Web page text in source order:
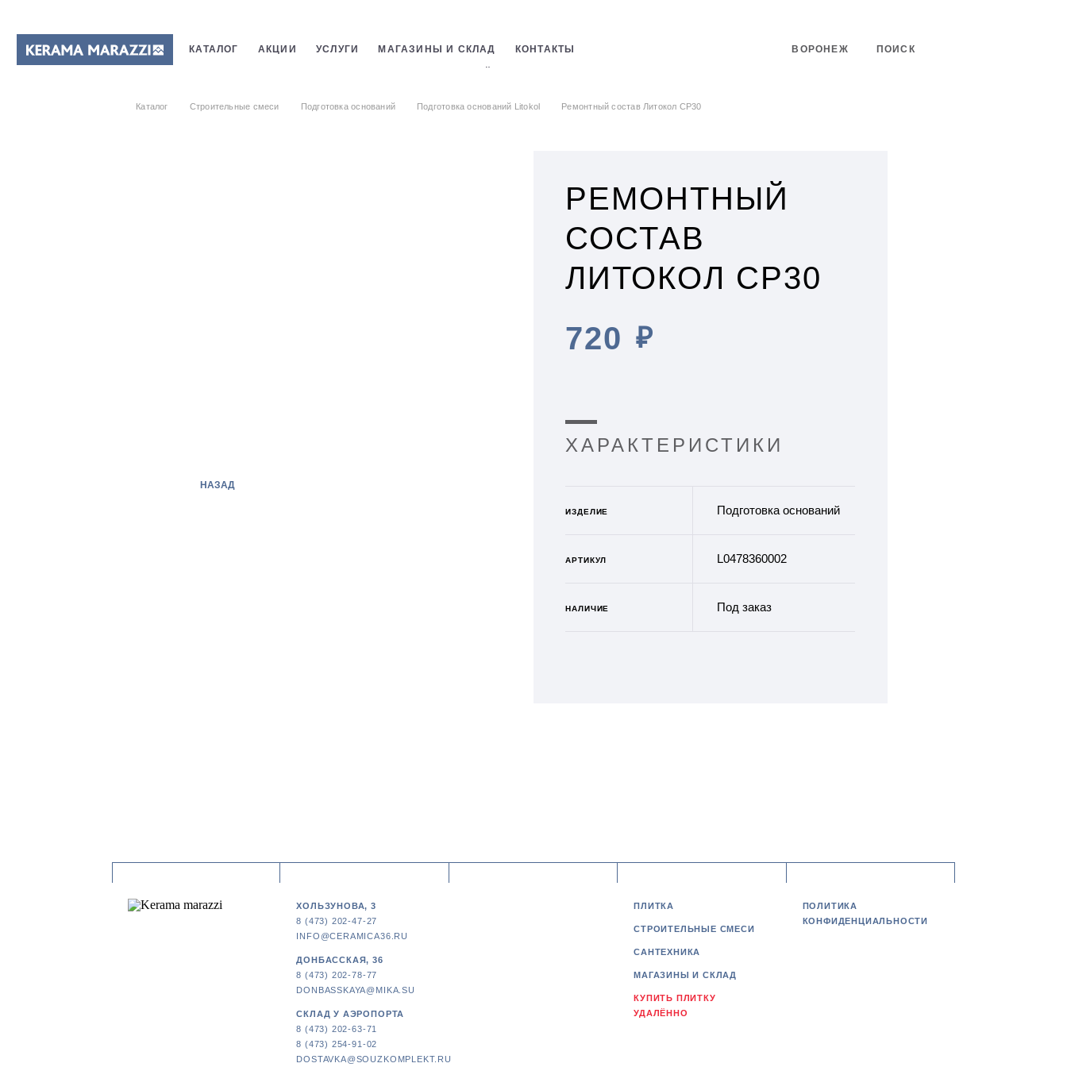
КАТАЛОГ АКЦИИ УСЛУГИ МАГАЗИНЫ И СКЛАД КОНТАКТЫ
Каталог Строительные смеси Подготовка оснований Подготовка оснований Litokol Ремонтный состав Литокол СР30
ПОИСК
ВОРОНЕЖ
НАЗАД
РЕМОНТНЫЙ
СОСТАВ
ЛИТОКОЛ СР30
720 ₽
ХАРАКТЕРИСТИКИ
ИЗДЕЛИЕ Подготовка оснований
АРТИКУЛ L0478360002
НАЛИЧИЕ Под заказ
ХОЛЬЗУНОВА, 3
8 (473) 202-47-27
INFO@CERAMICA36.RU
ДОНБАССКАЯ, 36
8 (473) 202-78-77
DONBASSKAYA@MIKA.SU
СКЛАД У АЭРОПОРТА
8 (473) 202-63-71
8 (473) 254-91-02
DOSTAVKA@SOUZKOMPLEKT.RU
ПЛИТКА
СТРОИТЕЛЬНЫЕ СМЕСИ
САНТЕХНИКА
МАГАЗИНЫ И СКЛАД
КУПИТЬ ПЛИТКУ
УДАЛЁННО
ПОЛИТИКА
КОНФИДЕНЦИАЛЬНОСТИ